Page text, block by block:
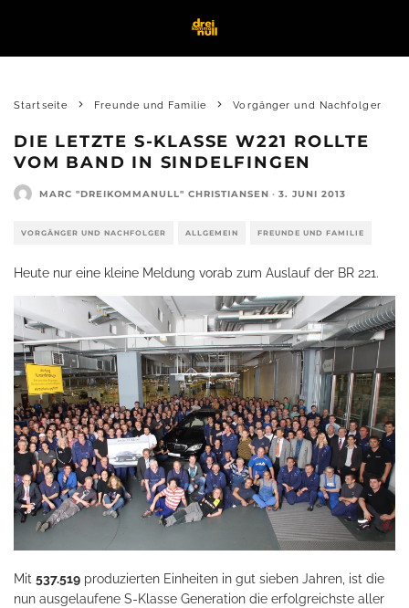
Startseite Freunde und Familie Vorgänger und Nachfolger
DIE LETZTE S-KLASSE W221 ROLLTE
VOM BAND IN SINDELFINGEN
MARC "DREIKOMMANULL" CHRISTIANSEN · 3. JUNI 2013
VORGÄNGER UND NACHFOLGER ALLGEMEIN FREUNDE UND FAMILIE
Heute nur eine kleine Meldung vorab zum Auslauf der BR 221.
Mit 537.519 produzierten Einheiten in gut sieben Jahren, ist die
nun ausgelaufene S-Klasse Generation die erfolgreichste aller